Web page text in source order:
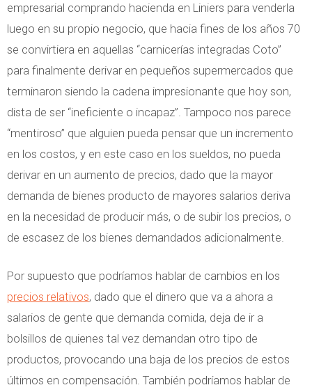
empresarial comprando hacienda en Liniers para venderla
luego en su propio negocio, que hacia fines de los años 70
se convirtiera en aquellas “carnicerías integradas Coto”
para finalmente derivar en pequeños supermercados que
terminaron siendo la cadena impresionante que hoy son,
dista de ser “ineficiente o incapaz”. Tampoco nos parece
“mentiroso” que alguien pueda pensar que un incremento
en los costos, y en este caso en los sueldos, no pueda
derivar en un aumento de precios, dado que la mayor
demanda de bienes producto de mayores salarios deriva
en la necesidad de producir más, o de subir los precios, o
de escasez de los bienes demandados adicionalmente.
Por supuesto que podríamos hablar de cambios en los
precios relativos, dado que el dinero que va a ahora a
salarios de gente que demanda comida, deja de ir a
bolsillos de quienes tal vez demandan otro tipo de
productos, provocando una baja de los precios de estos
últimos en compensación. También podríamos hablar de